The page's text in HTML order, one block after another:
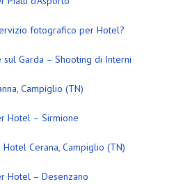
fotografico per Hotel?
sul Garda – Shooting di Interni
Campiglio (TN)
Hotel – Sirmione
Cerana, Campiglio (TN)
Hotel – Desenzano